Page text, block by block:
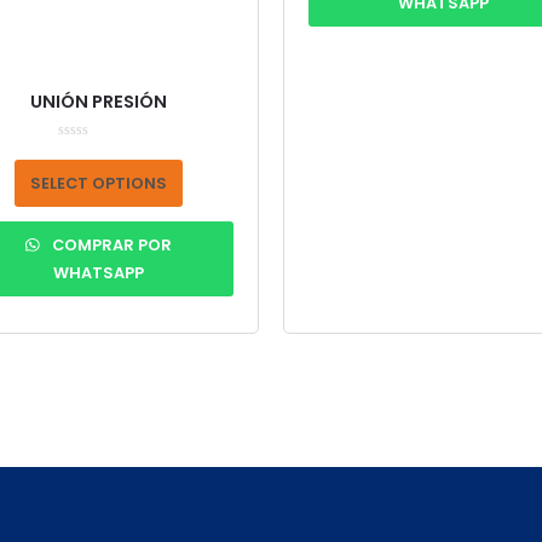
UNIÓN PRESIÓN
out
5
SELECT OPTIONS
COMPRAR POR
WHATSAPP